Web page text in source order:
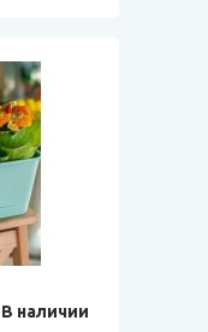
В наличии